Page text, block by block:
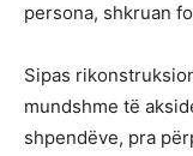
persona, shkruan
Sipas
mundshme të
shpendëve, pra